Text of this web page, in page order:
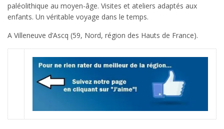
paléolithique au moyen-âge. Visites et ateliers adaptés aux
enfants. Un véritable voyage dans le temps.
A Villeneuve d’Ascq (59, Nord, région des Hauts de France).